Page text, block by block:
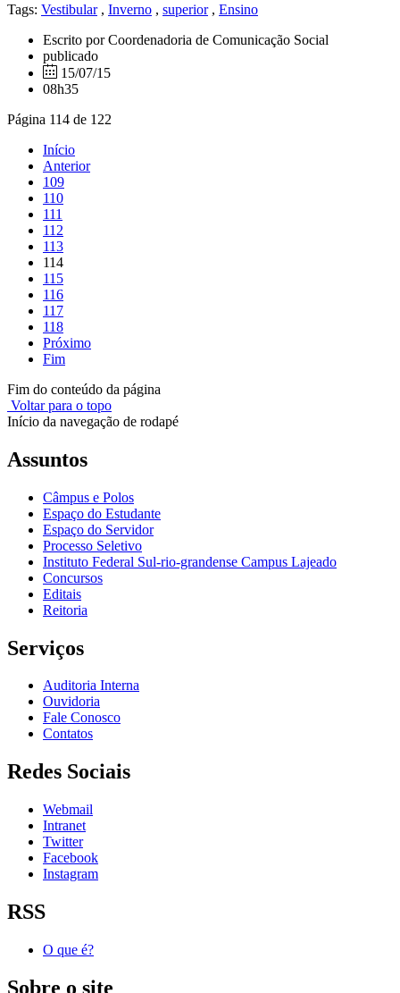
Tags: Vestibular , Inverno , superior , Ensino
Escrito por Coordenadoria de Comunicação Social
publicado
15/07/15
08h35
Página 114 de 122
Início
Anterior
109
110
111
112
113
114
115
116
117
118
Próximo
Fim
Fim do conteúdo da página
Voltar para o topo
Início da navegação de rodapé
Assuntos
Câmpus e Polos
Espaço do Estudante
Espaço do Servidor
Processo Seletivo
Instituto Federal Sul-rio-grandense Campus Lajeado
Concursos
Editais
Reitoria
Serviços
Auditoria Interna
Ouvidoria
Fale Conosco
Contatos
Redes Sociais
Webmail
Intranet
Twitter
Facebook
Instagram
RSS
O que é?
Sobre o site